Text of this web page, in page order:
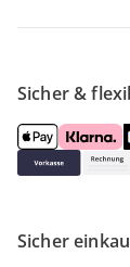
Sicher &
Sicher